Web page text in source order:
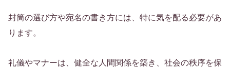
封筒の選び方や宛名の書き方には、特に気を配る必要があ
ります。
礼儀やマナーは、健全な人間関係を築き、社会の秩序を保